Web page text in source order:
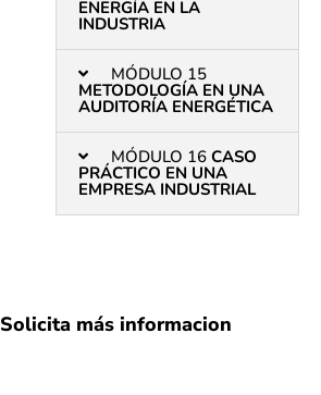
ENERGÍA EN LA
INDUSTRIA
MÓDULO 15
METODOLOGÍA EN UNA
AUDITORÍA ENERGÉTICA
MÓDULO 16CASO
PRÁCTICO EN UNA
EMPRESA INDUSTRIAL
Solicita más informacion